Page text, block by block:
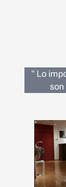
" Lo